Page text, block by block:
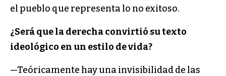
el pueblo que representa lo no exitoso.
¿Será que la derecha convirtió su texto
ideológico en un estilo de vida?
—Teóricamente hay una invisibilidad de las